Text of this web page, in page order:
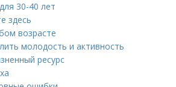
30-40 лет
здесь
возрасте
молодость и активность
ресурс